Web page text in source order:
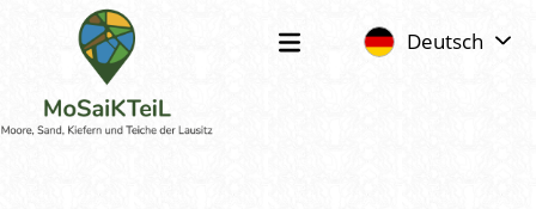
Deutsch